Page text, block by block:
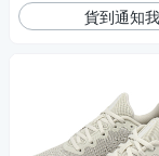
貨到通知我